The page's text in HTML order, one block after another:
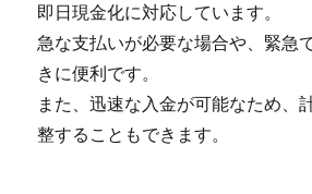
即日現金化に対応しています。
急な支払いが必要な場合や、緊急
きに便利です。
また、迅速な入金が可能なため、
整することもできます。